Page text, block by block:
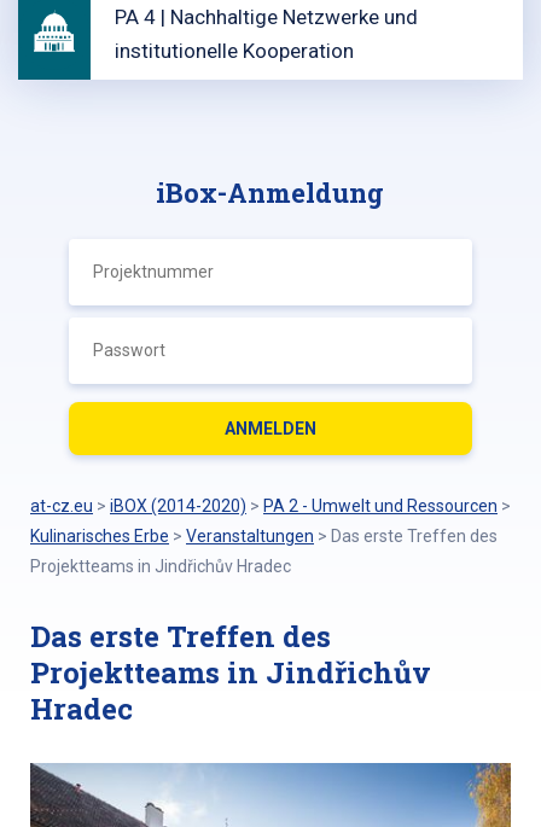
PA 4 | Nachhaltige Netzwerke und
institutionelle Kooperation
iBox-Anmeldung
at-cz.eu > iBOX (2014-2020) > PA 2 - Umwelt und Ressourcen >
Kulinarisches Erbe > Veranstaltungen > Das erste Treffen des
Projektteams in Jindřichův Hradec
Das erste Treffen des
Projektteams in Jindřichův
Hradec